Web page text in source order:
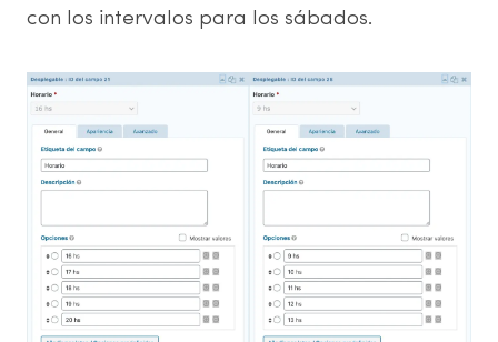
con los intervalos para los sábados.